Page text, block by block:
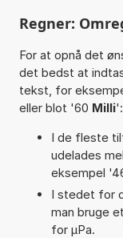
Regner:
For at opnå det
det bedst at
tekst, for
eller blot '60 Milli':
I de fleste
udelades
eksempel
I stedet for
man bruge
for µPa.